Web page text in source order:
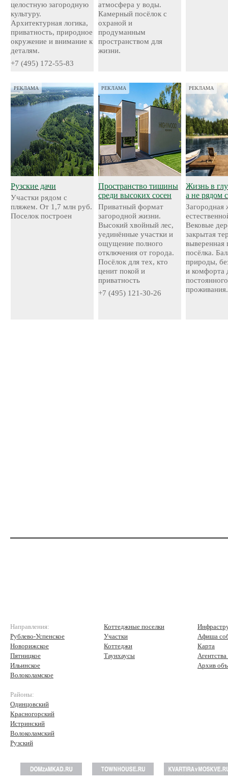
целостную загородную
культуру.
Архитектурная логика,
приватность, природное
окружение и внимание к
деталям.
+7 (495) 172-55-83
атмосфера у воды.
Камерный посёлок с
охраной и
продуманным
пространством для
жизни.
РЕКЛАМА
Рузские дачи
Участки рядом с
пляжем. От 1,7 млн руб.
Поселок построен
РЕКЛАМА
Пространство тишины
среди высоких сосен
Приватный формат
загородной жизни.
Высокий хвойный лес,
уединённые участки и
ощущение полного
отключения от города.
Посёлок для тех, кто
ценит покой и
приватность
+7 (495) 121-30-26
РЕКЛАМА
Жизнь в
а не рядом
Загородная
Вековые
закрытая
выверенная
посёлка.
природы,
и комфорта
постоянного
проживания.
Направления:
Рублево-Успенское
Новорижское
Пятницкое
Ильинское
Волоколамское
Районы:
Одинцовский
Красногорский
Истринский
Волоколамский
Рузский
Коттеджные поселки
Участки
Коттеджи
Таунхаусы
Афиша
Карта
Архив